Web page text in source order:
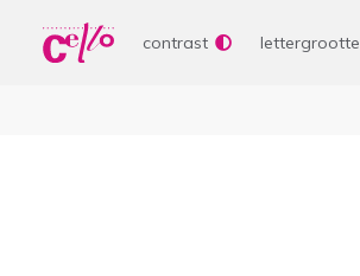
contrast lettergrootte
Vrije tijd